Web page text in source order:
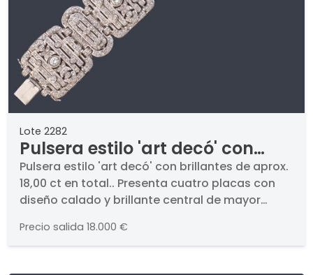
Lote 2282
Pulsera estilo 'art decó' con
brillantes de aprox. 18,00 ct en
total.
Pulsera estilo 'art decó' con brillantes de aprox.
18,00 ct en total.. Presenta cuatro placas con
diseño calado y brillante central de mayor
blanco de 18K.
Precio salida 18.000 €